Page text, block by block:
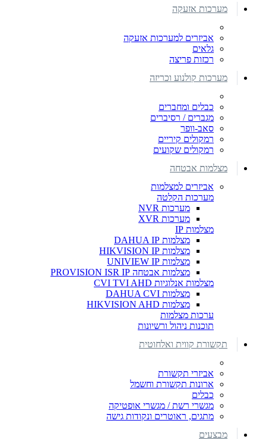
מערכות אזעקה
אביזרים למערכות אזעקה
גלאים
רכזות פריצה
מערכות קולנוע וכריזה
כבלים ומחברים
מגברים / רסיברים
סאב-וופר
רמקולים קיריים
רמקולים שקועים
מצלמות אבטחה
אביזרים למצלמות
מערכות הקלטה
מערכות NVR
מערכות XVR
מצלמות IP
מצלמות DAHUA IP
מצלמות HIKVISION IP
מצלמות UNIVIEW IP
מצלמות אבטחה PROVISION ISR IP
מצלמות אנלוגיות CVI TVI AHD
מצלמות DAHUA CVI
מצלמות HIKVISION AHD
ערכות מצלמות
תוכנות ניהול ורשיונות
תקשורת קווית ואלחוטית
אביזרי תקשורת
ארונות תקשורת וחשמל
כבלים
מגשרי רשת / מגשרי אופטיקה
מתגים, ראוטרים ונקודות גישה
מבצעים